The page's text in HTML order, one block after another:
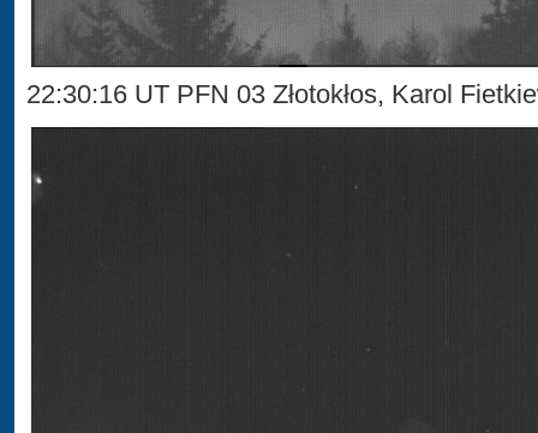
22:30:16 UT PFN 03 Złotokłos, Karol